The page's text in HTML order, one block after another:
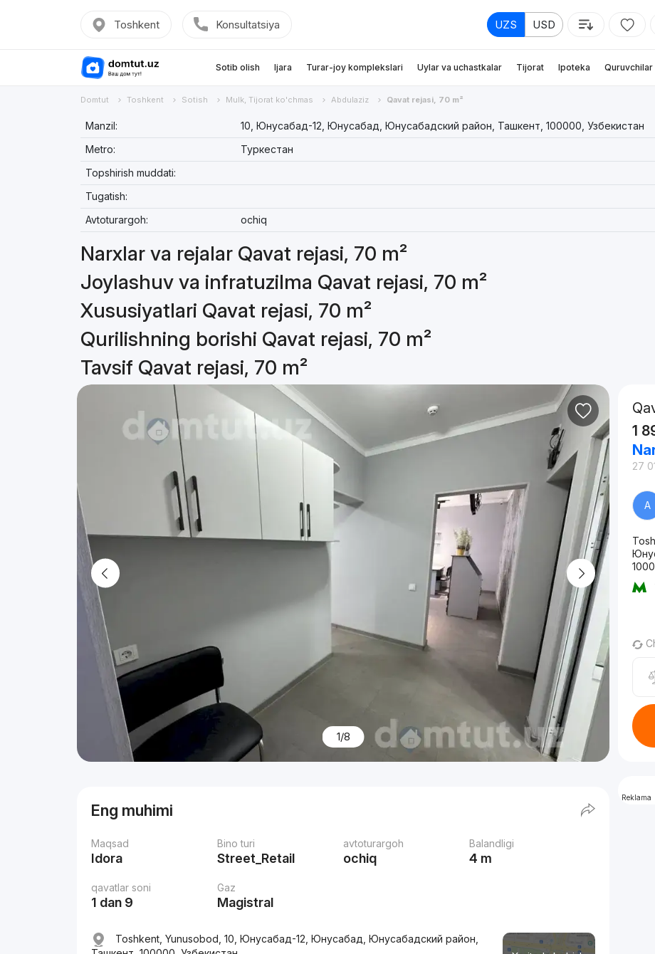
Toshkent Konsultatsiya UZS USD
Sotib olish Ijara Turar-joy komplekslari Uylar va uchastkalar Tijorat Ipoteka Quruvchilar
Domtut Toshkent Sotish Mulk, Tijorat ko'chmas Abdulaziz Qavat rejasi, 70 m²
Manzil:
10, Юнусабад-12, Юнусабад, Юнусабадский район, Ташкент, 100000, Узбекистан
Metro:
Туркестан
Topshirish muddati:
Tugatish:
Avtoturargoh:
ochiq
Narxlar va rejalar Qavat rejasi, 70 m²
Joylashuv va infratuzilma Qavat rejasi, 70 m²
Xususiyatlari Qavat rejasi, 70 m²
Qurilishning borishi Qavat rejasi, 70 m²
Tavsif Qavat rejasi, 70 m²
1/8
Eng muhimi
Maqsad
Idora
Bino turi
Street_Retail
avtoturargoh
ochiq
Balandligi
4 m
qavatlar soni
1 dan 9
Gaz
Magistral
Toshkent, Yunusobod, 10, Юнусабад-12, Юнусабад, Юнусабадский район,
1
27
A
Reklama